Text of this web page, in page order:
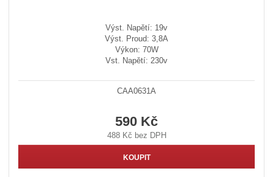
Výst. Napětí: 19v
Výst. Proud: 3,8A
Výkon: 70W
Vst. Napětí: 230v
CAA0631A
590 Kč
488 Kč bez DPH
KOUPIT